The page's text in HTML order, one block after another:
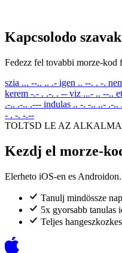
Kapcsolodo szavak
Fedezz fel tovabbi morze-kod
szia ... --.. .. .- igen .. --. . -.
kerem -.- . .-. . -- viz ...- .. --..
.-.. .-.. .--- indulas .. -. -.. ..- .-.. .
- . -. -.--
TOLTSD LE AZ
Kezdj el morze-
Elerheto iOS-en es
Tanulj mindössze
5x gyorsabb tanulas
Teljes